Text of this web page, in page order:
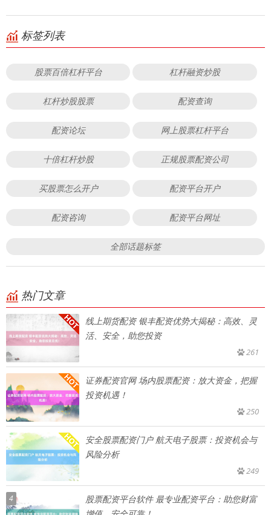
标签列表
股票百倍杠杆平台 杠杆融资炒股
杠杆炒股股票 配资查询
配资论坛 网上股票杠杆平台
十倍杠杆炒股 正规股票配资公司
买股票怎么开户 配资平台开户
配资咨询 配资平台网址
全部话题标签
热门文章
线上期货配资 银丰配资优势大揭秘：高效、灵
活、安全，助您投资
261
证券配资官网 场内股票配资：放大资金，把握
投资机遇！
250
安全股票配资门户 航天电子股票：投资机会与
风险分析
249
4
股票配资平台软件 最专业配资平台：助您财富